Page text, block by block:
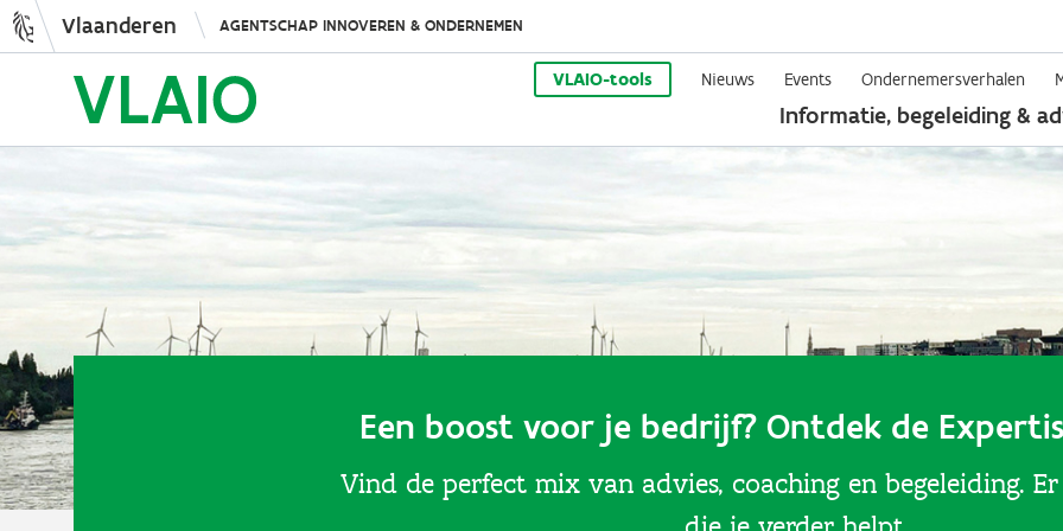
Overslaan
en
naar
de
Vlaanderen AGENTSCHAP INNOVEREN & ONDERNEMEN
VLAIO-tools Nieuws Events Ondernemersverhalen
Informatie, begeleiding &
Een boost voor je bedrijf? Ontdek de
Vind de perfect mix van advies, coaching en begeleiding.